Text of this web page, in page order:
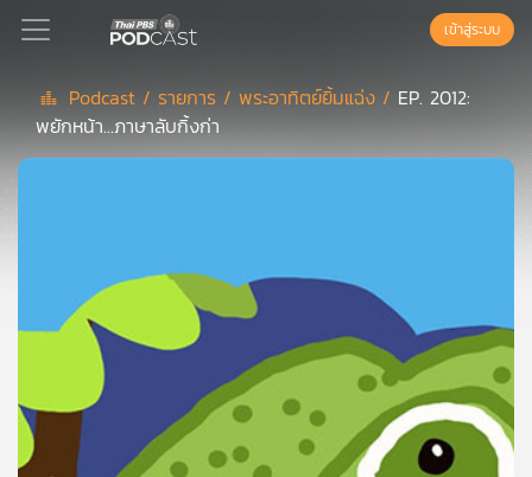
Podcast
แนะนำ
เพล
ย์
ลิ
เข้าสู่ระบบ
Podcast / รายการ /พระอาทิตย์ยิ้มแฉ่ง / EP. 2012:
พยักหน้า...ภาษาลับกิ้งก่า